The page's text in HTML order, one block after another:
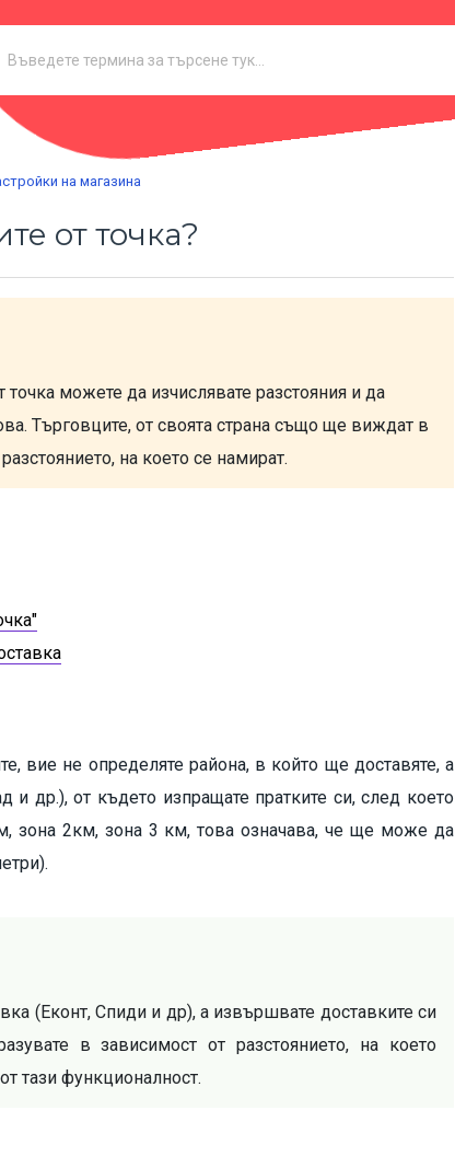
на магазина
от точка?
можете да изчислявате разстояния и да
Търговците, от своята страна също ще виждат в
на което се намират.
вие не определяте района, в който ще доставяте, а
и др.), от където изпращате пратките си, след което
зона 2км, зона 3 км, това означава, че ще може да
(Еконт, Спиди и др), а извършвате доставките си
в зависимост от разстоянието, на което
тази функционалност.